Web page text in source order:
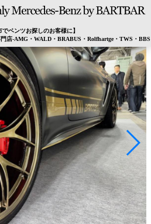
でベンツお探しのお客様に】
店-AMG・WALD・BRABUS・Rolfhartge・TWS・BBS